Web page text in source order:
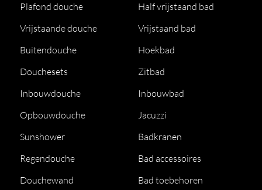
Plafond douche
Vrijstaande douche
Buitendouche
Douchesets
Inbouwdouche
Opbouwdouche
Sunshower
Regendouche
Douchewand
Half vrijstaand bad
Vrijstaand bad
Hoekbad
Zitbad
Inbouwbad
Jacuzzi
Badkranen
Bad accessoires
Bad toebehoren